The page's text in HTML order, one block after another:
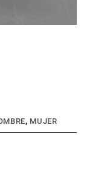
, MUJER